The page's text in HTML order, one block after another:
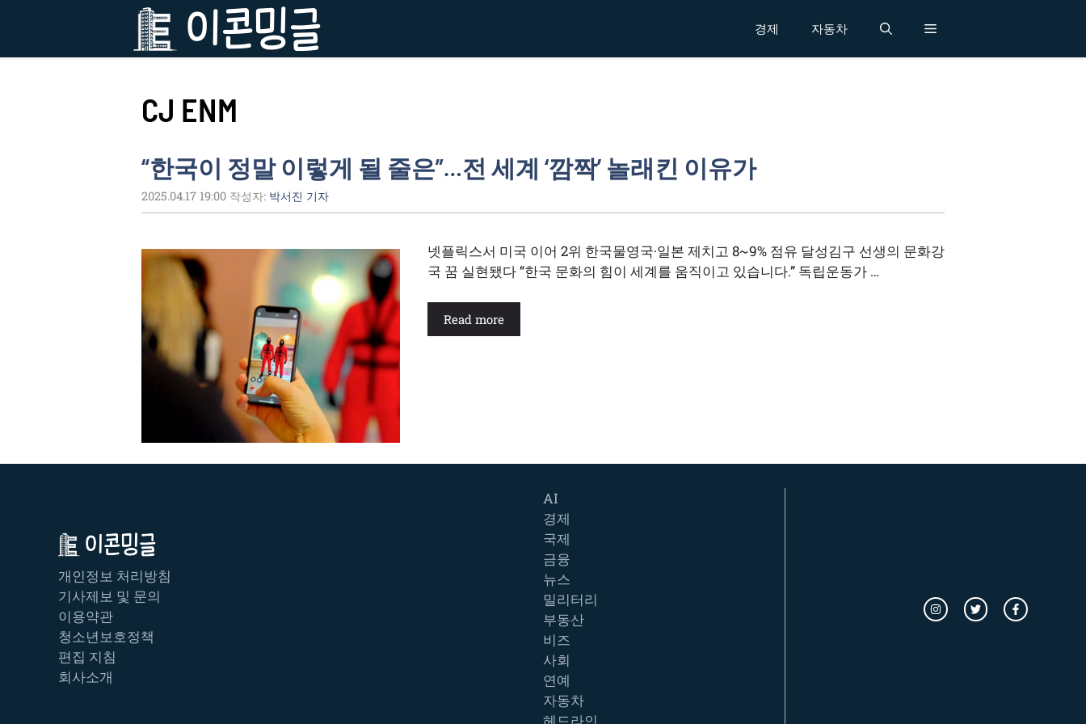
경제 자동차
CJ ENM
“한국이 정말 이렇게 될 줄은”…전 세계 ‘깜짝’ 놀래킨 이유가
2025.04.17 19:00 작성자: 박서진 기자
넷플릭스서 미국 이어 2위 한국물영국·일본 제치고 8~9% 점유 달성김구 선생의 문화강
국 꿈 실현됐다 “한국 문화의 힘이 세계를 움직이고 있습니다.” 독립운동가 …
Read more
개인정보 처리방침
기사제보 및 문의
이용약관
청소년보호정책
편집 지침
회사소개
AI
경제
국제
금융
뉴스
밀리터리
부동산
비즈
사회
연예
자동차